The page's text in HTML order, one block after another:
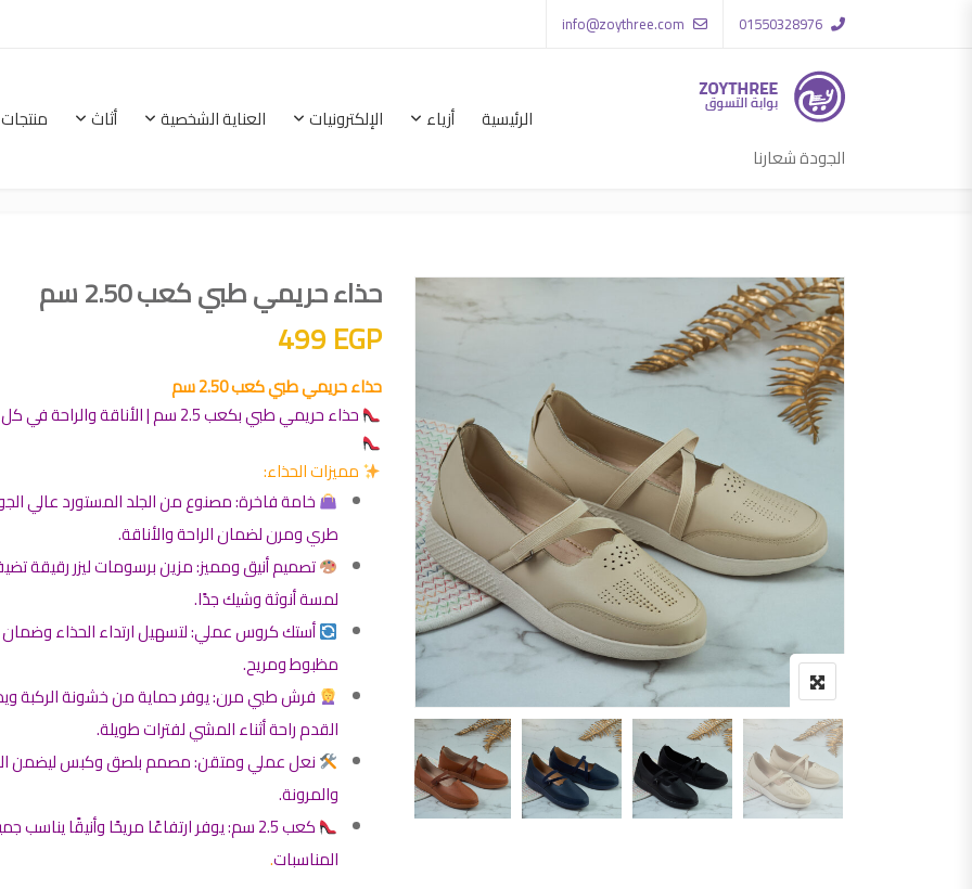
01550328976
info@zoythree.com
الجودة شعارنا
الرئيسية أزياء الإلكترونيات العناية الشخصية أثاث
حذاء حريمي طبي كعب 2.50 سم
499EGP
حذاء حريمي طبي كعب 2.50 سم
حذاء حريمي طبي بكعب 2.5 سم | الأناقة والراحة في كل خطوة
مميزات الحذاء:
خامة فاخرة: مصنوع من الجلد المستورد عالي
طري ومرن لضمان الراحة والأناقة.
تصميم أنيق ومميز: مزين برسومات ليزر رقيقة
لمسة أنوثة وشيك جدًا.
أستك كروس عملي: لتسهيل ارتداء الحذاء
مظبوط ومريح.
فرش طبي مرن: يوفر حماية من خشونة الركبة
القدم راحة أثناء المشي لفترات طويلة.
نعل عملي ومتقن: مصمم بلصق وكبس ليضمن
والمرونة.
كعب 2.5 سم: يوفر ارتفاعًا مريحًا وأنيقًا يناسب
المناسبات.